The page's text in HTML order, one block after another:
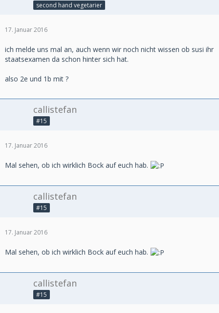
second hand vegetarier
17. Januar 2016
ich melde uns mal an, auch wenn wir noch nicht wissen ob susi ihr
staatsexamen da schon hinter sich hat.
also 2e und 1b mit ?
callistefan
#15
17. Januar 2016
Mal sehen, ob ich wirklich Bock auf euch hab.
callistefan
#15
17. Januar 2016
Mal sehen, ob ich wirklich Bock auf euch hab.
callistefan
#15